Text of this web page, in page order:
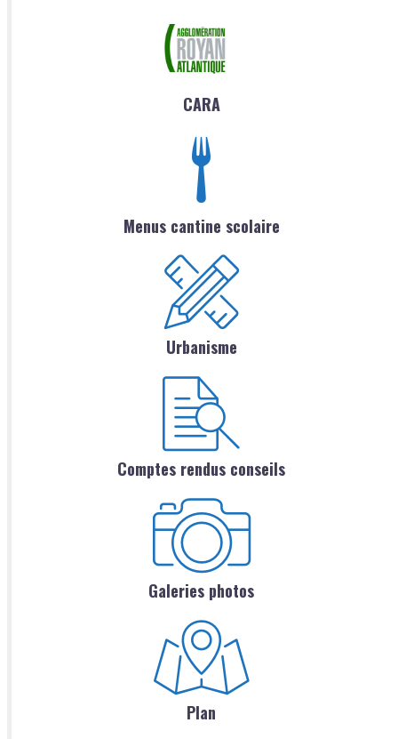
CARA
Menus cantine scolaire
Urbanisme
Comptes rendus conseils
Galeries photos
Plan